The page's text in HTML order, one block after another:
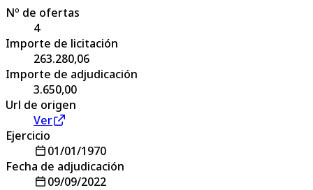
Nº de ofertas
4
Importe de licitación
263.280,06
Importe de adjudicación
3.650,00
Url de origen
Ver
Ejercicio
01/01/1970
Fecha de adjudicación
09/09/2022